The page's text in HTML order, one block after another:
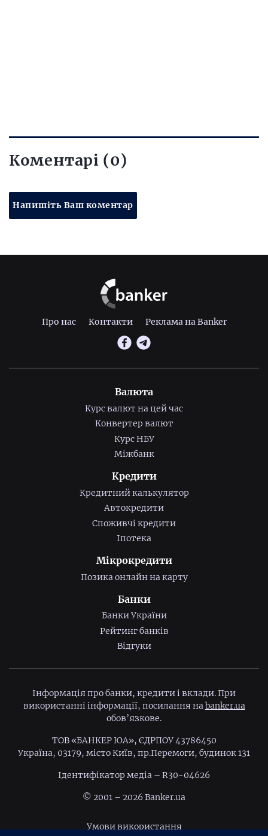
Коментарі (0)
Напишіть Ваш коментар
Про нас Контакти Реклама на Banker
Валюта
Курс валют на цей час
Конвертер валют
Курс НБУ
Міжбанк
Кредити
Кредитний калькулятор
Автокредити
Споживчі кредити
Іпотека
Мікрокредити
Позика онлайн на карту
Банки
Банки України
Рейтинг банків
Відгуки
Інформація про банки, кредити і вклади. При
використанні інформації, посилання наbanker.ua
обов’язкове.
ТОВ «БАНКЕР ЮА», ЄДРПОУ 43786450
Україна, 03179, місто Київ, пр.Перемоги, будинок 131
Ідентифiкатор медiа – R30-04626
© 2001 – 2026 Banker.ua
Умови використання